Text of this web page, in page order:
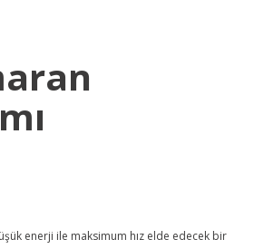
enerji ile maksimum hız elde edecek bir